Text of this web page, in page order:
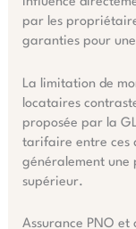
par les
garanties pour une
La limitation de
locataires
proposée par la
tarifaire entre ces
généralement une
supérieur.
Assurance PNO et